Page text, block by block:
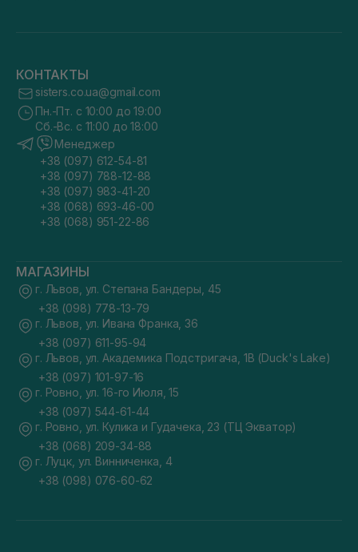
КОНТАКТЫ
sisters.co.ua@gmail.com
Пн.-Пт. с 10:00 до 19:00
Сб.-Вс. с 11:00 до 18:00
Менеджер
+38 (097) 612-54-81
+38 (097) 788-12-88
+38 (097) 983-41-20
+38 (068) 693-46-00
+38 (068) 951-22-86
МАГАЗИНЫ
г. Львов, ул. Степана Бандеры, 45
+38 (098) 778-13-79
г. Львов, ул. Ивана Франка, 36
+38 (097) 611-95-94
г. Львов, ул. Академика Подстригача, 1В (Duck's Lake)
+38 (097) 101-97-16
г. Ровно, ул. 16-го Июля, 15
+38 (097) 544-61-44
г. Ровно, ул. Кулика и Гудачека, 23 (ТЦ Экватор)
+38 (068) 209-34-88
г. Луцк, ул. Винниченка, 4
+38 (098) 076-60-62